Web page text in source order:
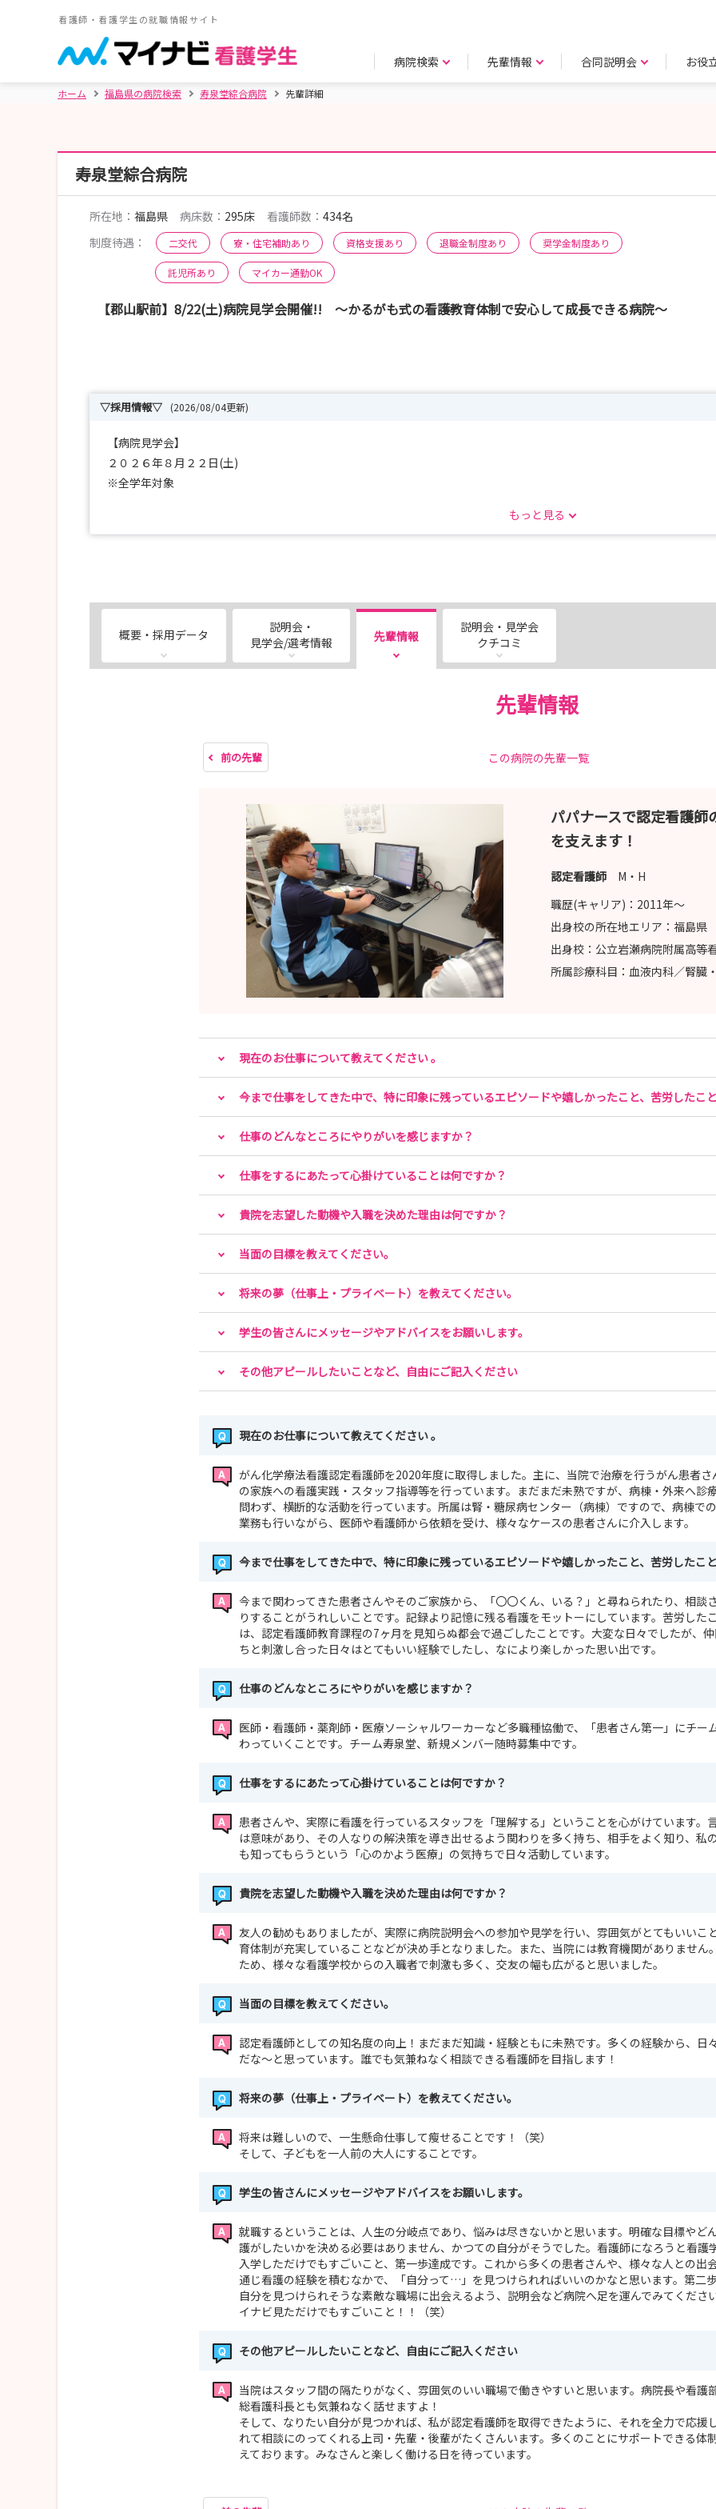
看護師・看護学生の就職情報サイト
病院検索 先輩情報 合同説明会 お役
ホーム 福島県の病院検索 寿泉堂綜合病院 先輩詳細
寿泉堂綜合病院
所在地： 福島県 病床数： 295床 看護師数： 434名
制度待遇：
二交代 寮・住宅補助あり 資格支援あり 退職金制度あり 奨学金制度あり
託児所あり マイカー通勤OK
【郡山駅前】8/22(土)病院見学会開催!! ～かるがも式の看護教育体制で安心して成長できる病院～
▽採用情報▽ (2026/08/04更新)
【病院見学会】
２０２６年８月２２日(土)
※全学年対象
随時受付中！
ご希望のお日にちでお申し込み出来ます！
【メール】jinji@jusendo.or.jp
もっと見る
概要・採用データ
説明会・
見学会/選考情報
先輩情報
説明会・見学会
クチコミ
先輩情報
前の先輩 この病院の先輩一覧
パパナースで認定看護師
を支えます！
認定看護師 M・H
職歴(キャリア)： 2011年〜
出身校の所在地エリア： 福島県
出身校： 公立岩瀬病院附属高等
所属診療科目： 血液内科／腎臓
現在のお仕事について教えてください 。
今まで仕事をしてきた中で、特に印象に残っているエピソードや嬉しかったこと、苦労したこ
仕事のどんなところにやりがいを感じますか？
仕事をするにあたって心掛けていることは何ですか？
貴院を志望した動機や入職を決めた理由は何ですか？
当面の目標を教えてください。
将来の夢（仕事上・プライベート）を教えてください。
学生の皆さんにメッセージやアドバイスをお願いします。
その他アピールしたいことなど、自由にご記入ください
現在のお仕事について教えてください 。
がん化学療法看護認定看護師を2020年度に取得しました。主に、当院で治療を行うがん患者さ
の家族への看護実践・スタッフ指導等を行っています。まだまだ未熟ですが、病棟・外来へ診
問わず、横断的な活動を行っています。所属は腎・糖尿病センター（病棟）ですので、病棟で
業務も行いながら、医師や看護師から依頼を受け、様々なケースの患者さんに介入します。
今まで仕事をしてきた中で、特に印象に残っているエピソードや嬉しかったこと、苦労したこ
今まで関わってきた患者さんやそのご家族から、「〇〇くん、いる？」と尋ねられたり、相談
りすることがうれしいことです。記録より記憶に残る看護をモットーにしています。苦労した
は、認定看護師教育課程の7ヶ月を見知らぬ都会で過ごしたことです。大変な日々でしたが、
ちと刺激し合った日々はとてもいい経験でしたし、なにより楽しかった思い出です。
仕事のどんなところにやりがいを感じますか？
医師・看護師・薬剤師・医療ソーシャルワーカーなど多職種協働で、「患者さん第一」にチー
わっていくことです。チーム寿泉堂、新規メンバー随時募集中です。
仕事をするにあたって心掛けていることは何ですか？
患者さんや、実際に看護を行っているスタッフを「理解する」ということを心がけています。
は意味があり、その人なりの解決策を導き出せるよう関わりを多く持ち、相手をよく知り、私
も知ってもらうという「心のかよう医療」の気持ちで日々活動しています。
貴院を志望した動機や入職を決めた理由は何ですか？
友人の勧めもありましたが、実際に病院説明会への参加や見学を行い、雰囲気がとてもいいこ
育体制が充実していることなどが決め手となりました。また、当院には教育機関がありません
ため、様々な看護学校からの入職者で刺激も多く、交友の幅も広がると思いました。
当面の目標を教えてください。
認定看護師としての知名度の向上！まだまだ知識・経験ともに未熟です。多くの経験から、日
だな～と思っています。誰でも気兼ねなく相談できる看護師を目指します！
将来の夢（仕事上・プライベート）を教えてください。
将来は難しいので、一生懸命仕事して瘦せることです！（笑）
そして、子どもを一人前の大人にすることです。
学生の皆さんにメッセージやアドバイスをお願いします。
就職するということは、人生の分岐点であり、悩みは尽きないかと思います。明確な目標やど
護がしたいかを決める必要はありません、かつての自分がそうでした。看護師になろうと看護
入学しただけでもすごいこと、第一歩達成です。これから多くの患者さんや、様々な人との出
通じ看護の経験を積むなかで、「自分って…」を見つけられればいいのかなと思います。第二歩
自分を見つけられそうな素敵な職場に出会えるよう、説明会など病院へ足を運んでみてくださ
イナビ見ただけでもすごいこと！！（笑）
その他アピールしたいことなど、自由にご記入ください
当院はスタッフ間の隔たりがなく、雰囲気のいい職場で働きやすいと思います。病院長や看護部
総看護科長とも気兼ねなく話せますよ！
そして、なりたい自分が見つかれば、私が認定看護師を取得できたように、それを全力で応援
れて相談にのってくれる上司・先輩・後輩がたくさんいます。多くのことにサポートできる体
えております。みなさんと楽しく働ける日を待っています。